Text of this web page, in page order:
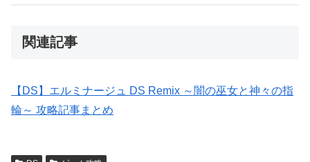
関連記事
【DS】エルミナージュ DS Remix ～闇の巫女と神々の指
輪～ 攻略記事まとめ